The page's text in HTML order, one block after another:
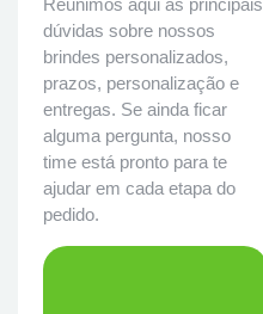
Reunimos aqui as principais
dúvidas sobre nossos
brindes personalizados,
prazos, personalização e
entregas. Se ainda ficar
alguma pergunta, nosso
time está pronto para te
ajudar em cada etapa do
pedido.